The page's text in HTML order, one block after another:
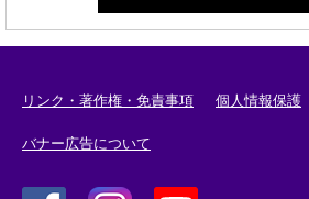
リンク・著作権・免責事項 個人情報保護
バナー広告について